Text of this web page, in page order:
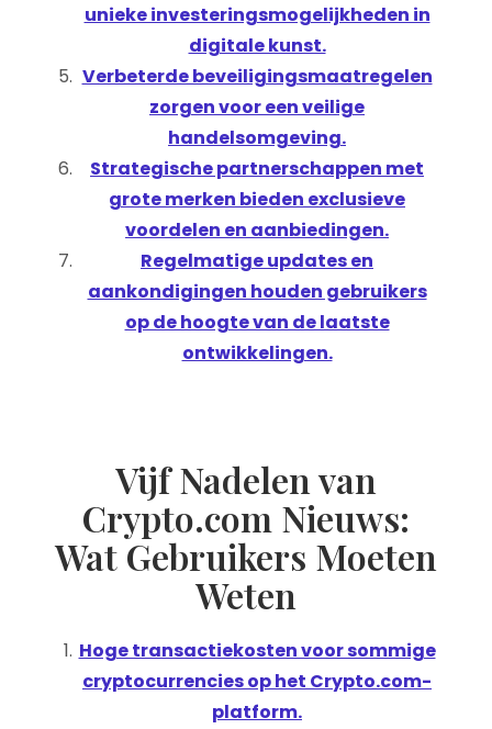
unieke investeringsmogelijkheden in
digitale kunst.
Verbeterde beveiligingsmaatregelen
zorgen voor een veilige
handelsomgeving.
Strategische partnerschappen met
grote merken bieden exclusieve
voordelen en aanbiedingen.
Regelmatige updates en
aankondigingen houden gebruikers
op de hoogte van de laatste
ontwikkelingen.
Vijf Nadelen van
Crypto.com Nieuws:
Wat Gebruikers Moeten
Weten
Hoge transactiekosten voor sommige
cryptocurrencies op het Crypto.com-
platform.